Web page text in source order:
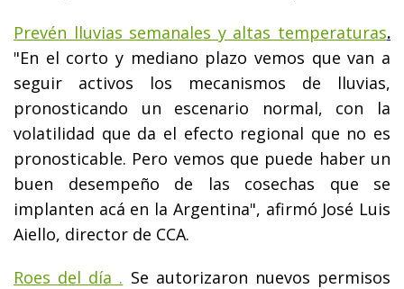
Prevén lluvias semanales y altas temperaturas.
"En el corto y mediano plazo vemos que van a
seguir activos los mecanismos de lluvias,
pronosticando un escenario normal, con la
volatilidad que da el efecto regional que no es
pronosticable. Pero vemos que puede haber un
buen desempeño de las cosechas que se
implanten acá en la Argentina", afirmó José Luis
Aiello, director de CCA.
Roes del día . Se autorizaron nuevos permisos